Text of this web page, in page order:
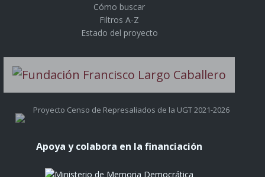
Cómo buscar
Filtros A-Z
Estado del proyecto
Proyecto Censo de Represaliados de la UGT 2021-2026
Apoya y colabora en la financiación